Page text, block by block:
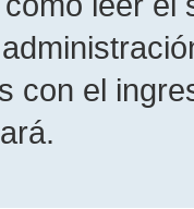
con el